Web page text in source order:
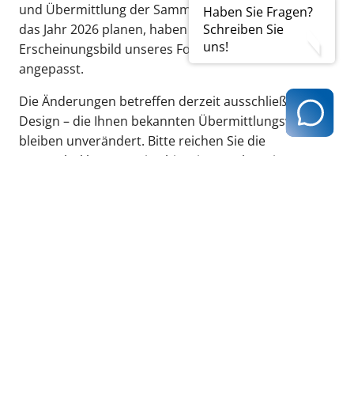
Haben Sie Fragen?
Schreiben Sie
uns!
und Übermittlung der Sammelerklärung, die wir für
das Jahr 2026 planen, haben wir das
Erscheinungsbild unseres Formulars bereits jetzt
angepasst.
Die Änderungen betreffen derzeit ausschließlich das
Design – die Ihnen bekannten Übermittlungswege
bleiben unverändert. Bitte reichen Sie die
Sammelerklärung weiterhin wie gewohnt ein.